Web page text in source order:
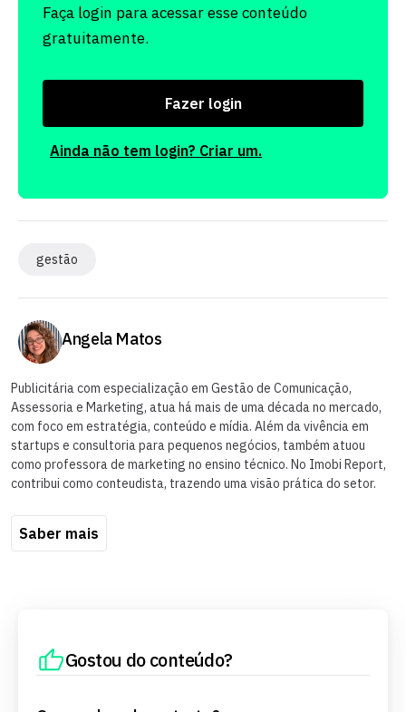
Faça login para acessar esse conteúdo
gratuitamente.
Fazer login
Ainda não tem login? Criar um.
gestão
Angela Matos
Publicitária com especialização em Gestão de Comunicação,
Assessoria e Marketing, atua há mais de uma década no mercado,
com foco em estratégia, conteúdo e mídia. Além da vivência em
startups e consultoria para pequenos negócios, também atuou
como professora de marketing no ensino técnico. No Imobi Report,
contribui como conteudista, trazendo uma visão prática do setor.
Saber mais
Gostou do conteúdo?